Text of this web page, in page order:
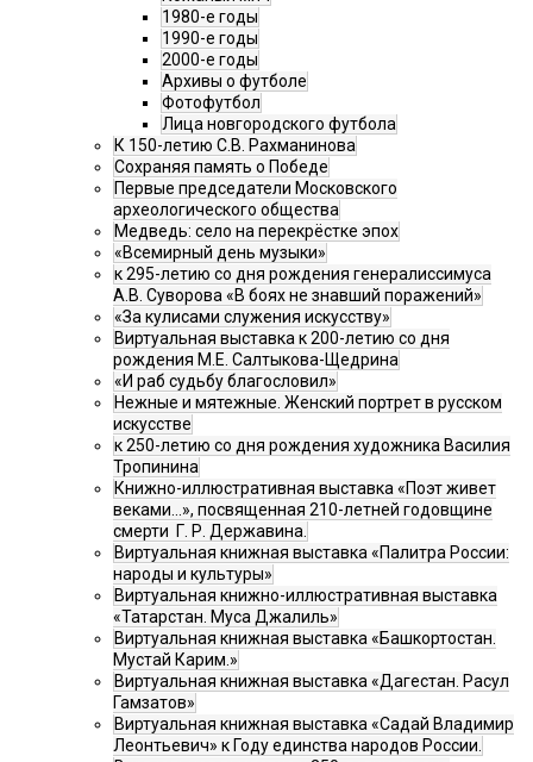
1980-е годы
1990-е годы
2000-е годы
Архивы о футболе
Фотофутбол
Лица новгородского футбола
К 150-летию С.В. Рахманинова
Сохраняя память о Победе
Первые председатели Московского
археологического общества
Медведь: село на перекрёстке эпох
«Всемирный день музыки»
к 295-летию со дня рождения генералиссимуса
А.В. Суворова «В боях не знавший поражений»
«За кулисами служения искусству»
Виртуальная выставка к 200-летию со дня
рождения М.Е. Салтыкова-Щедрина
«И раб судьбу благословил»
Нежные и мятежные. Женский портрет в русском
искусстве
к 250-летию со дня рождения художника Василия
Тропинина
Книжно-иллюстративная выставка «Поэт живет
веками…», посвященная 210-летней годовщине
смерти Г. Р. Державина.
Виртуальная книжная выставка «Палитра России:
народы и культуры»
Виртуальная книжно-иллюстративная выставка
«Татарстан. Муса Джалиль»
Виртуальная книжная выставка «Башкортостан.
Мустай Карим.»
Виртуальная книжная выставка «Дагестан. Расул
Гамзатов»
Виртуальная книжная выставка «Садай Владимир
Леонтьевич» к Году единства народов России.